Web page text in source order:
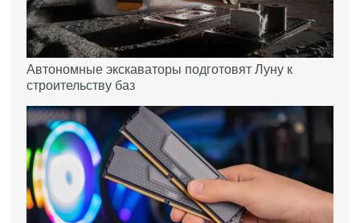
Автономные экскаваторы подготовят Луну к
строительству баз